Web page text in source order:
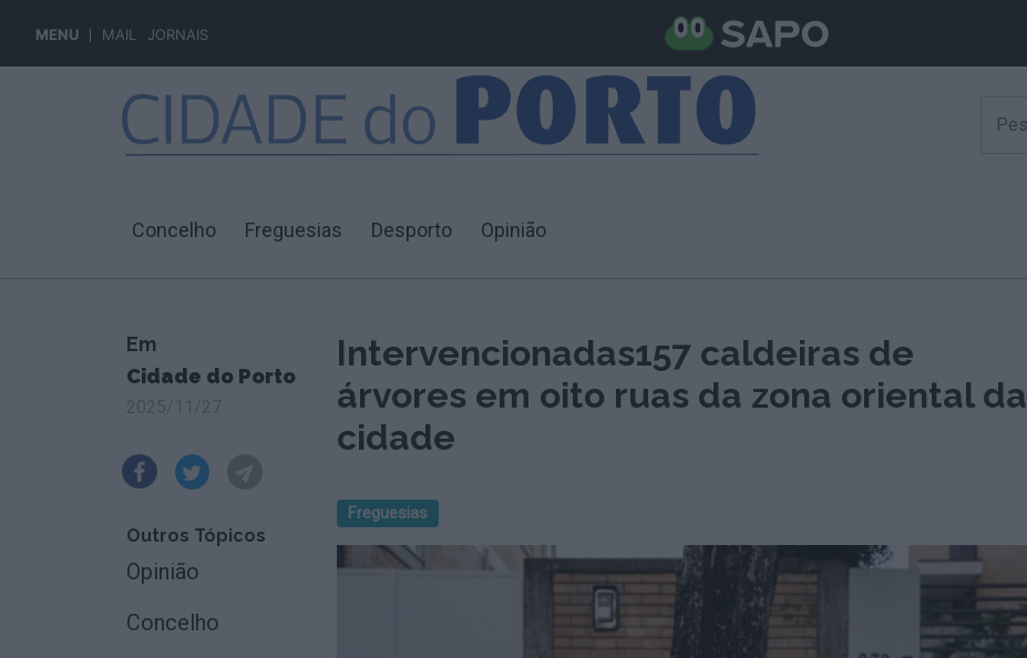
MENU MAIL JORNAIS
Concelho Freguesias Desporto Opinião
Em
Cidade do Porto
Outros Tópicos
Opinião
Concelho
Intervencionadas157 caldeiras de
árvores em oito ruas da zona oriental da
cidade
Freguesias